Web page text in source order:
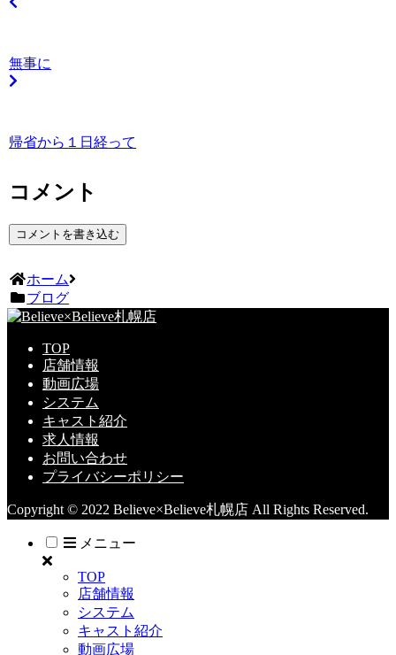
無事に
帰省から１日経って
コメント
コメントを書き込む
ホーム
ブログ
TOP
店舗情報
動画広場
システム
キャスト紹介
求人情報
お問い合わせ
プライバシーポリシー
Copyright © 2022 Believe×Believe札幌店 All Rights Reserved.
メニュー
TOP
店舗情報
システム
キャスト紹介
動画広場